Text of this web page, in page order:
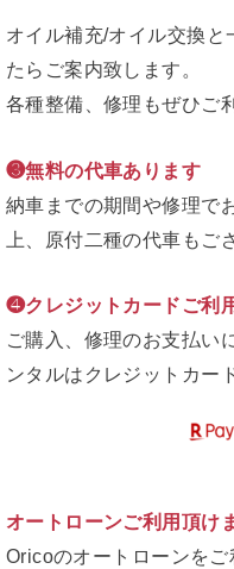
オイル補充/オイル交換
たらご案内致します。
各種整備、修理もぜひご
❸無料の代車あります
納車までの期間や修理で
上、原付二種の代車もご
❹クレジットカードご利
ご購入、修理のお支払い
ンタルはクレジットカー
オートローンご利用頂け
Oricoのオートローンをご